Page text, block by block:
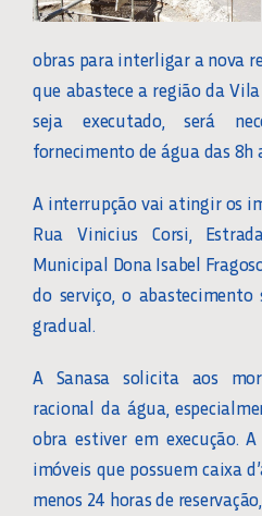
obras para interligar a nova
que abastece a região da
seja executado, será
fornecimento de água das 8h
A interrupção vai atingir os
Rua Vinicius Corsi,
Municipal Dona Isabel
do serviço, o
gradual.
A Sanasa solicita aos
racional da água,
obra estiver em execução.
imóveis que possuem caixa
menos 24 horas de